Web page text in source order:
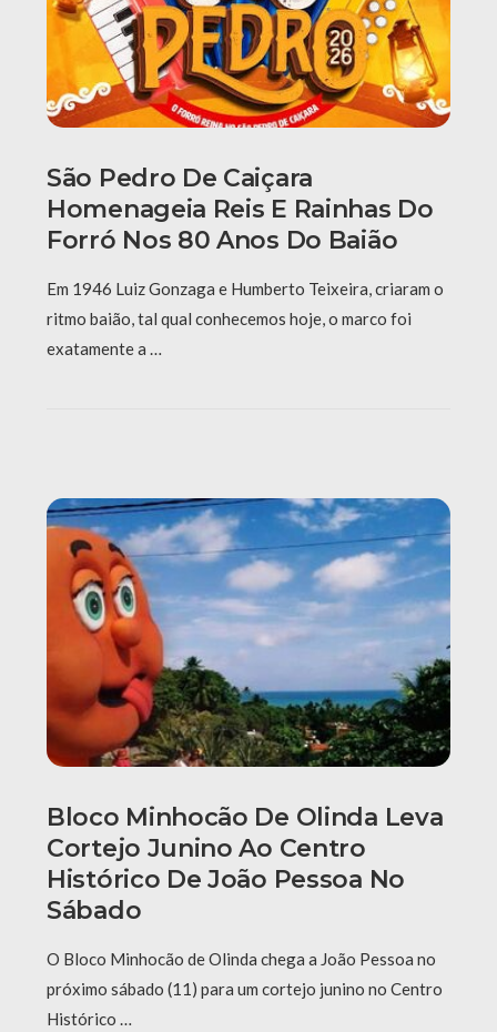
São Pedro De Caiçara
Homenageia Reis E Rainhas Do
Forró Nos 80 Anos Do Baião
Em 1946 Luiz Gonzaga e Humberto Teixeira, criaram o
ritmo baião, tal qual conhecemos hoje, o marco foi
exatamente a …
Bloco Minhocão De Olinda Leva
Cortejo Junino Ao Centro
Histórico De João Pessoa No
Sábado
O Bloco Minhocão de Olinda chega a João Pessoa no
próximo sábado (11) para um cortejo junino no Centro
Histórico …